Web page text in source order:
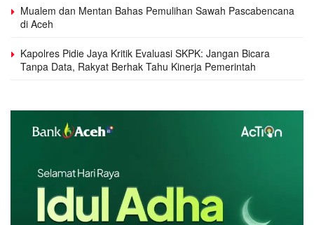
Mualem dan Mentan Bahas Pemulihan Sawah Pascabencana
di Aceh
Kapolres Pidie Jaya Kritik Evaluasi SKPK: Jangan Bicara
Tanpa Data, Rakyat Berhak Tahu Kinerja Pemerintah